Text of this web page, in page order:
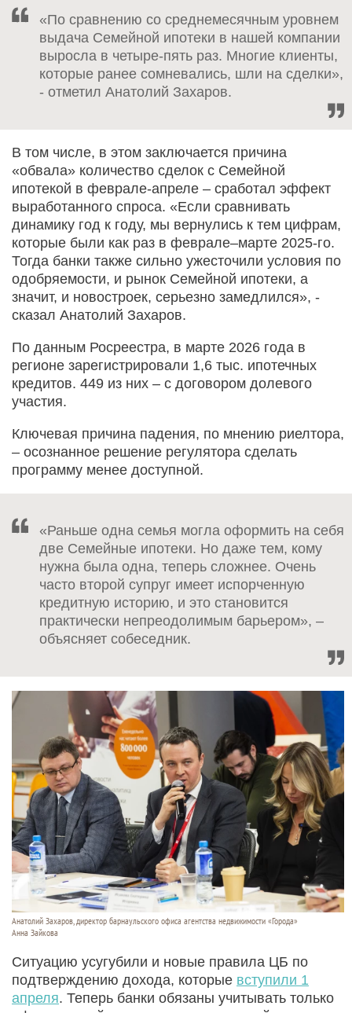
«По сравнению со среднемесячным уровнем
выдача Семейной ипотеки в нашей компании
выросла в четыре-пять раз. Многие клиенты,
которые ранее сомневались, шли на сделки»,
- отметил Анатолий Захаров.
В том числе, в этом заключается причина
«обвала» количество сделок с Семейной
ипотекой в феврале-апреле – сработал эффект
выработанного спроса. «Если сравнивать
динамику год к году, мы вернулись к тем цифрам,
которые были как раз в феврале–марте 2025-го.
Тогда банки также сильно ужесточили условия по
одобряемости, и рынок Семейной ипотеки, а
значит, и новостроек, серьезно замедлился», -
сказал Анатолий Захаров.
По данным Росреестра, в марте 2026 года в
регионе зарегистрировали 1,6 тыс. ипотечных
кредитов. 449 из них – с договором долевого
участия.
Ключевая причина падения, по мнению риелтора,
– осознанное решение регулятора сделать
программу менее доступной.
«Раньше одна семья могла оформить на себя
две Семейные ипотеки. Но даже тем, кому
нужна была одна, теперь сложнее. Очень
часто второй супруг имеет испорченную
кредитную историю, и это становится
практически непреодолимым барьером», –
объясняет собеседник.
Анатолий Захаров, директор барнаульского офиса агентства недвижимости «Города»
Анна Зайкова
Ситуацию усугубили и новые правила ЦБ по
подтверждению дохода, которые вступили 1
апреля. Теперь банки обязаны учитывать только